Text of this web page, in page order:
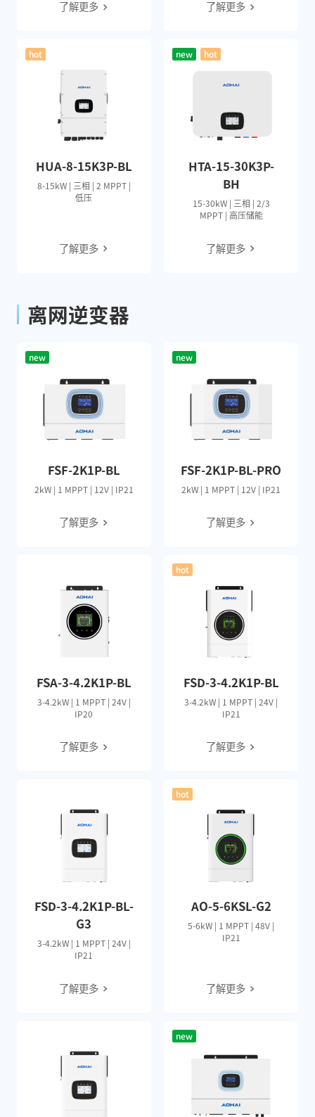
了解更多 了解更多
hot
HUA-8-15K3P-BL
8-15kW | 三相 | 2 MPPT |
低压
了解更多
new hot
HTA-15-30K3P-
BH
15-30kW | 三相 | 2/3
MPPT | 高压储能
了解更多
离网逆变器
new
FSF-2K1P-BL
2kW | 1 MPPT | 12V | IP21
了解更多
new
FSF-2K1P-BL-PRO
2kW | 1 MPPT | 12V | IP21
了解更多
FSA-3-4.2K1P-BL
3-4.2kW | 1 MPPT | 24V |
IP20
了解更多
hot
FSD-3-4.2K1P-BL
3-4.2kW | 1 MPPT | 24V |
IP21
了解更多
FSD-3-4.2K1P-BL-
G3
3-4.2kW | 1 MPPT | 24V |
IP21
了解更多
hot
AO-5-6KSL-G2
5-6kW | 1 MPPT | 48V |
IP21
了解更多
new